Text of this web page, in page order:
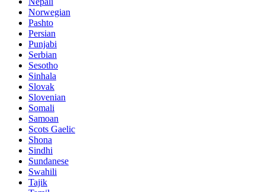
Norwegian
Pashto
Persian
Punjabi
Serbian
Sesotho
Sinhala
Slovak
Slovenian
Somali
Samoan
Scots Gaelic
Shona
Sindhi
Sundanese
Swahili
Tajik